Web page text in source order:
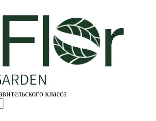
класса